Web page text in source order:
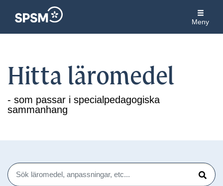
Meny
Hitta läromedel
- som passar i specialpedagogiska
sammanhang
Sök
Sök